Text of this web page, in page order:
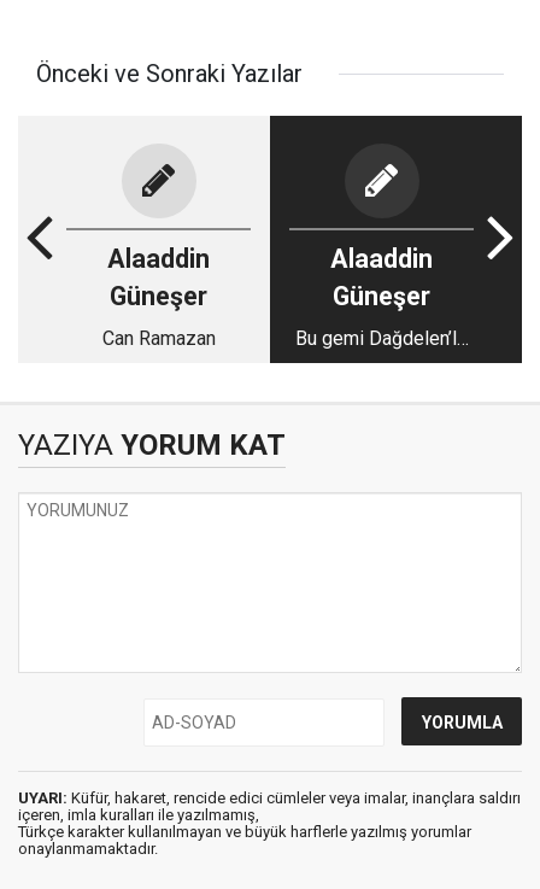
Önceki ve Sonraki Yazılar
Alaaddin
Güneşer
Can Ramazan
Alaaddin
Güneşer
Bu gemi Dağdelen’le
yüzer
YAZIYA YORUM KAT
UYARI: Küfür, hakaret, rencide edici cümleler veya imalar, inançlara saldırı
içeren, imla kuralları ile yazılmamış,
Türkçe karakter kullanılmayan ve büyük harflerle yazılmış yorumlar
onaylanmamaktadır.